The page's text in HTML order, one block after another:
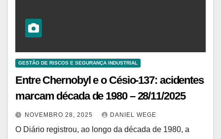
GESTÃO DE RISCOS E SEGURANÇA INDUSTRIAL
Entre Chernobyl e o Césio-137: acidentes
marcam década de 1980 – 28/11/2025
NOVEMBRO 28, 2025 DANIEL WEGE
O Diário registrou, ao longo da década de 1980, a